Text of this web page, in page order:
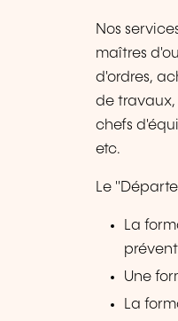
Nos
maîtres
d'ordres,
de travaux,
chefs
etc.
Le
La
Une
La